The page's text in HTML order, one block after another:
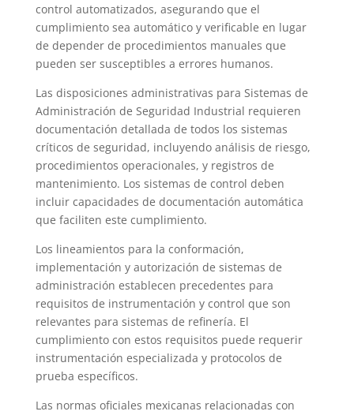
control automatizados, asegurando que el
cumplimiento sea automático y verificable en lugar
de depender de procedimientos manuales que
pueden ser susceptibles a errores humanos.
Las disposiciones administrativas para Sistemas de
Administración de Seguridad Industrial requieren
documentación detallada de todos los sistemas
críticos de seguridad, incluyendo análisis de riesgo,
procedimientos operacionales, y registros de
mantenimiento. Los sistemas de control deben
incluir capacidades de documentación automática
que faciliten este cumplimiento.
Los lineamientos para la conformación,
implementación y autorización de sistemas de
administración establecen precedentes para
requisitos de instrumentación y control que son
relevantes para sistemas de refinería. El
cumplimiento con estos requisitos puede requerir
instrumentación especializada y protocolos de
prueba específicos.
Las normas oficiales mexicanas relacionadas con